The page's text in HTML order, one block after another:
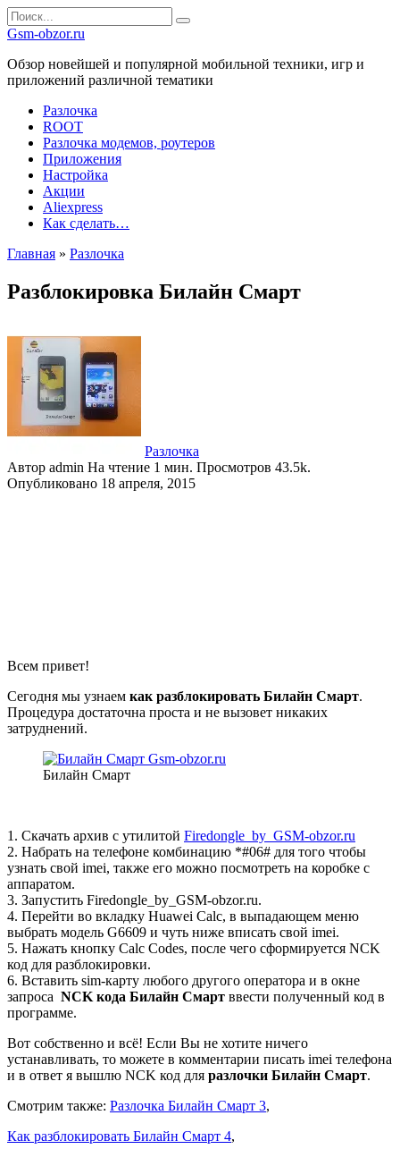
Перейти
к
Search
for:
Gsm-obzor.ru
Обзор новейшей и популярной мобильной техники, игр и
приложений различной тематики
Разлочка
ROOT
Разлочка модемов, роутеров
Приложения
Настройка
Акции
Aliexpress
Как сделать…
Главная » Разлочка
Разблокировка Билайн Смарт
Разлочка
Автор admin На чтение 1 мин. Просмотров 43.5k.
Опубликовано 18 апреля, 2015
Всем привет!
Сегодня мы узнаем как разблокировать Билайн Смарт.
Процедура достаточна проста и не вызовет никаких
затруднений.
Билайн Смарт
1. Скачать архив с утилитой Firedongle_by_GSM-obzor.ru
2. Набрать на телефоне комбинацию *#06# для того чтобы
узнать свой imei, также его можно посмотреть на коробке с
аппаратом.
3. Запустить Firedongle_by_GSM-obzor.ru.
4. Перейти во вкладку Huawei Calc, в выпадающем меню
выбрать модель G6609 и чуть ниже вписать свой imei.
5. Нажать кнопку Calc Codes, после чего сформируется NCK
код для разблокировки.
6. Вставить sim-карту любого другого оператора и в окне
запроса NCK кода Билайн Смарт ввести полученный код в
программе.
Вот собственно и всё! Если Вы не хотите ничего
устанавливать, то можете в комментарии писать imei телефона
и в ответ я вышлю NCK код для разлочки Билайн Смарт.
Смотрим также: Разлочка Билайн Смарт 3,
Как разблокировать Билайн Смарт 4,